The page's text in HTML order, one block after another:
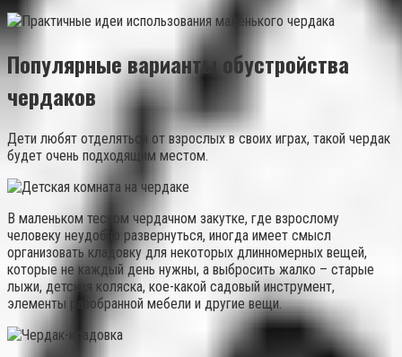
Популярные варианты обустройства
чердаков
Дети любят отделяться от взрослых в своих играх, такой чердак
будет очень подходящим местом.
В маленьком тесном чердачном закутке, где взрослому
человеку неудобно развернуться, иногда имеет смысл
организовать кладовку для некоторых длинномерных вещей,
которые не каждый день нужны, а выбросить жалко – старые
лыжи, детская коляска, кое-какой садовый инструмент,
элементы разобранной мебели и другие вещи.